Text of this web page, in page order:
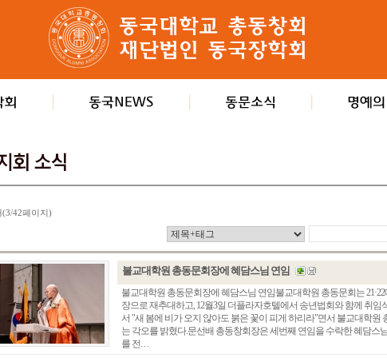
(3/42페이지)
불교대학원 총동문회장에 혜담스님 연임
불교대학원 총동문회장에 혜담스님 연임불교대학원 총동문회는
장으로 재추대하고, 12월3일 더플라자호텔에서 송년법회와 함께 취임
서 "새 봄에 비가 오지 않아도 붉은 꽃이 피게 하리라"면서 불교대학원
는 각오를 밝혔다.문선배 총동창회장은 세번째 연임을 수락한 혜담스
를 전. . .